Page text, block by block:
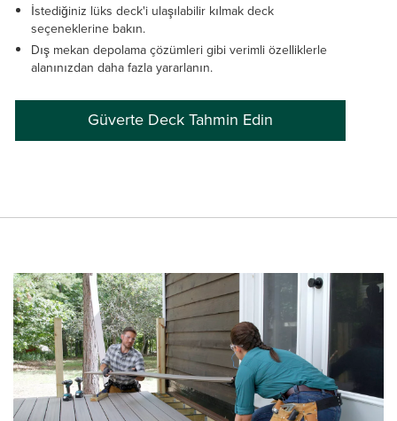
İstediğiniz lüks deck'i ulaşılabilir kılmak deck
seçeneklerine bakın.
Dış mekan depolama çözümleri gibi verimli özelliklerle
alanınızdan daha fazla yararlanın.
Güverte Deck Tahmin Edin